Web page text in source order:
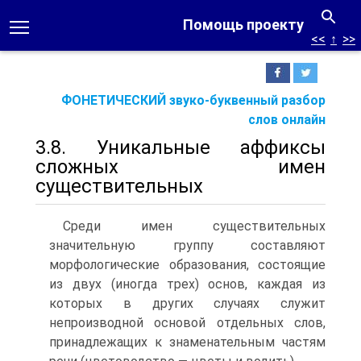
Помощь проекту
ФОНЕТИЧЕСКИЙ звуко-буквенный разбор
слов онлайн
<< ↑ >>
3.8. Уникальные аффиксы
сложных имен
существительных
Среди имен существительных
значительную группу составляют
морфологические образования, состоящие
из двух (иногда трех) основ, каждая из
которых в других случаях служит
непроизводной основой отдельных слов,
принадлежащих к знаменательным частям